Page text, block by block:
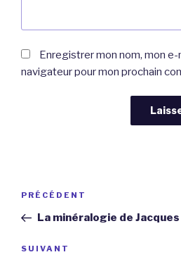
Enregistrer mon nom, mon
navigateur pour mon prochain
Navigation
l’article
Article
précédent
PRÉCÉDENT
La minéralogie de
Article
SUIVANT